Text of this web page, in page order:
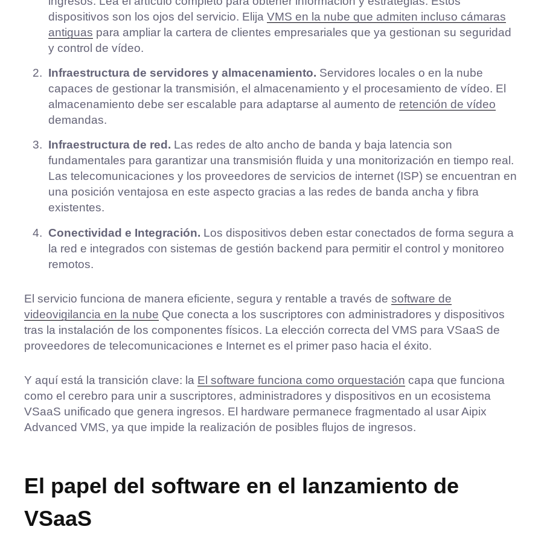
dispositivos son los ojos del servicio. Elija VMS en la nube que admiten incluso cámaras
antiguas para ampliar la cartera de clientes empresariales que ya gestionan su seguridad
y control de vídeo.
Infraestructura de servidores y almacenamiento. Servidores locales o en la nube
capaces de gestionar la transmisión, el almacenamiento y el procesamiento de vídeo. El
almacenamiento debe ser escalable para adaptarse al aumento de retención de vídeo
demandas.
Infraestructura de red. Las redes de alto ancho de banda y baja latencia son
fundamentales para garantizar una transmisión fluida y una monitorización en tiempo real.
Las telecomunicaciones y los proveedores de servicios de internet (ISP) se encuentran en
una posición ventajosa en este aspecto gracias a las redes de banda ancha y fibra
existentes.
Conectividad e Integración. Los dispositivos deben estar conectados de forma segura a
la red e integrados con sistemas de gestión backend para permitir el control y monitoreo
remotos.
El servicio funciona de manera eficiente, segura y rentable a través de software de
videovigilancia en la nube Que conecta a los suscriptores con administradores y dispositivos
tras la instalación de los componentes físicos. La elección correcta del VMS para VSaaS de
proveedores de telecomunicaciones e Internet es el primer paso hacia el éxito.
Y aquí está la transición clave: la El software funciona como orquestación capa que funciona
como el cerebro para unir a suscriptores, administradores y dispositivos en un ecosistema
VSaaS unificado que genera ingresos. El hardware permanece fragmentado al usar Aipix
Advanced VMS, ya que impide la realización de posibles flujos de ingresos.
El papel del software en el lanzamiento de
VSaaS